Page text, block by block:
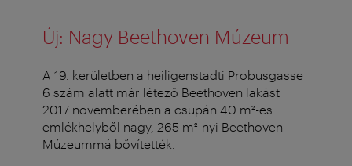
Új: Nagy Beethoven Múzeum
A 19. kerületben a heiligenstadti Probusgasse
6 szám alatt már létező Beethoven lakást
2017 novemberében a csupán 40 m²-es
emlékhelyből nagy, 265 m²-nyi Beethoven
Múzeummá bővítették.